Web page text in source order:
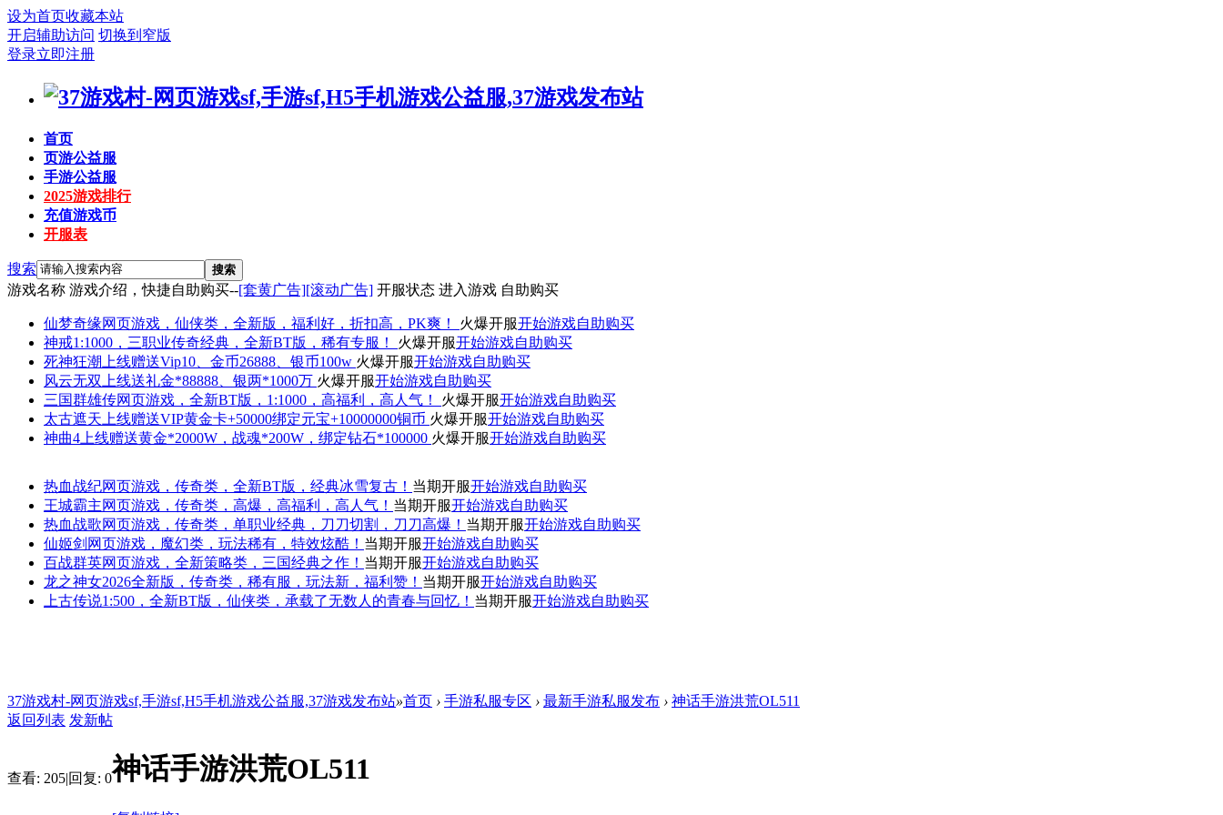
设为首页收藏本站
开启辅助访问 切换到窄版
登录立即注册
首页
页游公益服
手游公益服
2025游戏排行
充值游戏币
开服表
搜索 搜索
游戏名称 游戏介绍，快捷自助购买--[套黄广告][滚动广告] 开服状态 进入游戏 自助购买
仙梦奇缘网页游戏，仙侠类，全新版，福利好，折扣高，PK爽！ 火爆开服开始游戏自助购买
神戒1:1000，三职业传奇经典，全新BT版，稀有专服！ 火爆开服开始游戏自助购买
死神狂潮 上线赠送Vip10、金币26888、银币100w 火爆开服开始游戏自助购买
风云无双 上线送礼金*88888、银两*1000万 火爆开服开始游戏自助购买
三国群雄传网页游戏，全新BT版，1:1000，高福利，高人气！ 火爆开服开始游戏自助购买
太古遮天 上线赠送VIP黄金卡+50000绑定元宝+10000000铜币 火爆开服开始游戏自助购买
神曲4 上线赠送黄金*2000W，战魂*200W，绑定钻石*100000 火爆开服开始游戏自助购买
热血战纪网页游戏，传奇类，全新BT版，经典冰雪复古！ 当期开服开始游戏自助购买
王城霸主网页游戏，传奇类，高爆，高福利，高人气！ 当期开服开始游戏自助购买
热血战歌网页游戏，传奇类，单职业经典，刀刀切割，刀刀高爆！ 当期开服开始游戏自助购买
仙姬剑 网页游戏，魔幻类，玩法稀有，特效炫酷！ 当期开服开始游戏自助购买
百战群英网页游戏，全新策略类，三国经典之作！ 当期开服开始游戏自助购买
龙之神女2026全新版，传奇类，稀有服，玩法新，福利赞！ 当期开服开始游戏自助购买
上古传说1:500，全新BT版，仙侠类，承载了无数人的青春与回忆！ 当期开服开始游戏自助购买
37游戏村-网页游戏sf,手游sf,H5手机游戏公益服,37游戏发布站»首页 › 手游私服专区 › 最新手游私服发布 › 神话手游洪荒OL511
返回列表 发新帖
查看: 205|回复: 0神话手游洪荒OL511